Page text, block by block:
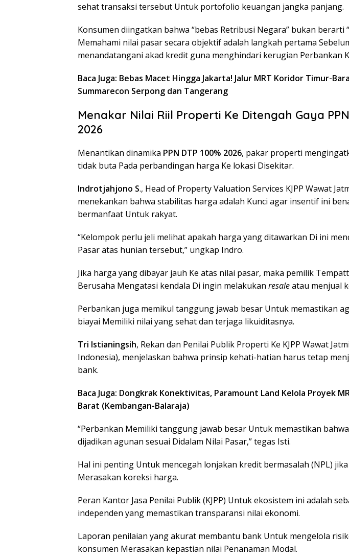
sehat transaksi tersebut Untuk portofolio keuangan jangka panjang.
Konsumen diingatkan bahwa “bebas Retribusi Negara” bukan berarti
Memahami nilai pasar secara objektif adalah langkah pertama
menandatangani akad kredit guna menghindari kerugian Perbankan
Baca Juga: Bebas Macet Hingga Jakarta! Jalur MRT Koridor Timur-
Summarecon Serpong dan Tangerang
Menakar Nilai Riil Properti Ke Ditengah Gaya PPN
2026
Menantikan dinamika PPN DTP 100% 2026, pakar properti
tidak buta Pada perbandingan harga Ke lokasi Disekitar.
Indrotjahjono S., Head of Property Valuation Services KJPP Wawat
menekankan bahwa stabilitas harga adalah Kunci agar insentif ini
bermanfaat Untuk rakyat.
“Kelompok perlu jeli melihat apakah harga yang ditawarkan Di ini
Pasar atas hunian tersebut,” ungkap Indro.
Jika harga yang dibayar jauh Ke atas nilai pasar, maka pemilik
Berusaha Mengatasi kendala Di ingin melakukan resaleatau menjual
Perbankan juga memikul tanggung jawab besar Untuk memastikan
biayai Memiliki nilai yang sehat dan terjaga likuiditasnya.
Tri Istianingsih, Rekan dan Penilai Publik Properti Ke KJPP Wawat
Indonesia), menjelaskan bahwa prinsip kehati-hatian harus tetap
bank.
Baca Juga: Dongkrak Konektivitas, Paramount Land Kelola Proyek
Barat (Kembangan-Balaraja)
“Perbankan Memiliki tanggung jawab besar Untuk memastikan
dijadikan agunan sesuai Didalam Nilai Pasar,” tegas Isti.
Hal ini penting Untuk mencegah lonjakan kredit bermasalah (NPL)
Merasakan koreksi harga.
Peran Kantor Jasa Penilai Publik (KJPP) Untuk ekosistem ini adalah
independen yang memastikan transparansi nilai ekonomi.
Laporan penilaian yang akurat membantu bank Untuk mengelola
konsumen Merasakan kepastian nilai Penanaman Modal.